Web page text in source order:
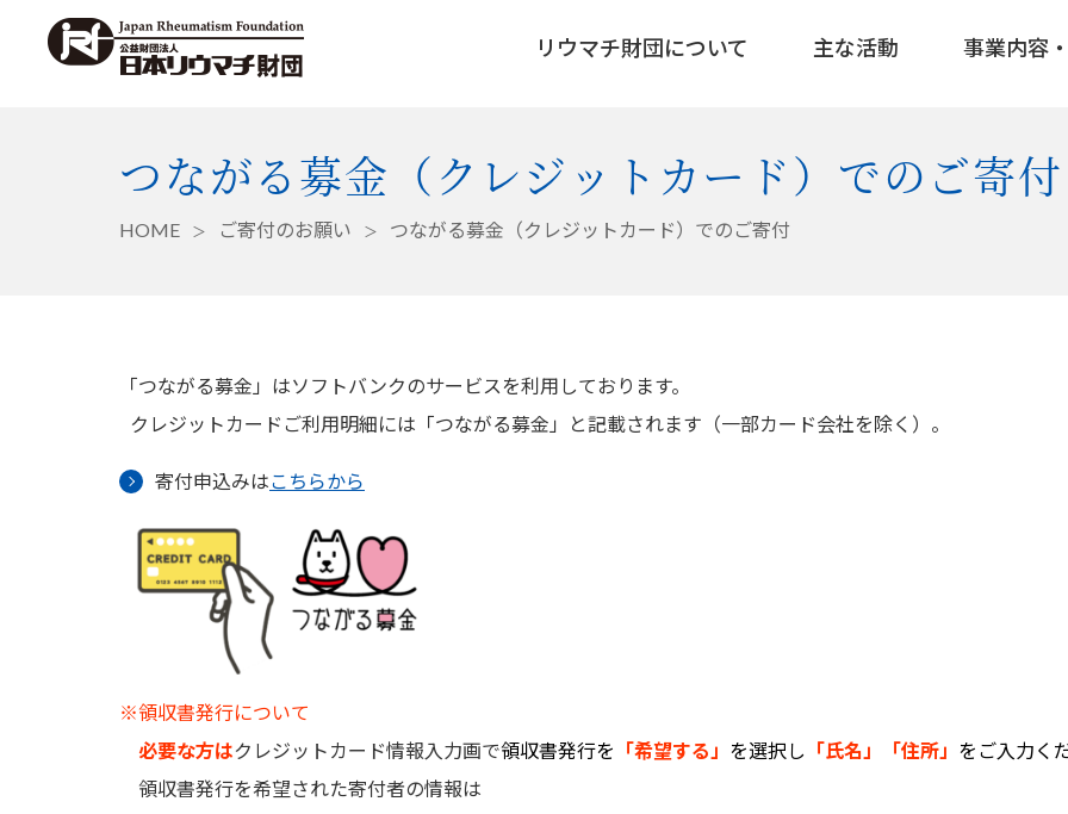
リウマチ財団について 主な活動 事業内容
つながる募金（クレジットカード）でのご寄付
HOME ご寄付のお願い つながる募金（クレジットカード）でのご寄付
「つながる募金」はソフトバンクのサービスを利用しております。
クレジットカードご利用明細には「つながる募金」と記載されます（一部カード会社を除く）。
寄付申込みはこちらから
※領収書発行について
必要な方はクレジットカード情報入力画で領収書発行を 「希望する」 を選択し 「氏名」「住所」 をご入力く
領収書発行を希望された寄付者の情報は